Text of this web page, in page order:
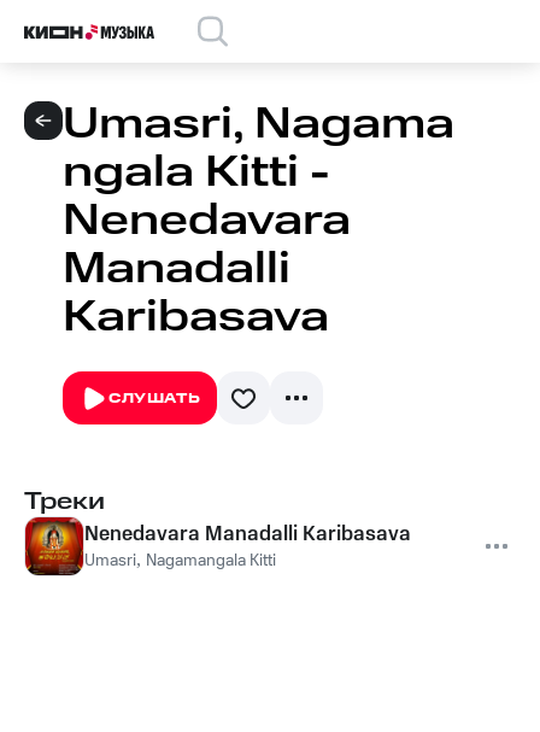
Umasri, Nagama
ngala Kitti -
Nenedavara
Manadalli
Karibasava
СЛУШАТЬ
Треки
Nenedavara Manadalli Karibasava
Umasri, Nagamangala Kitti